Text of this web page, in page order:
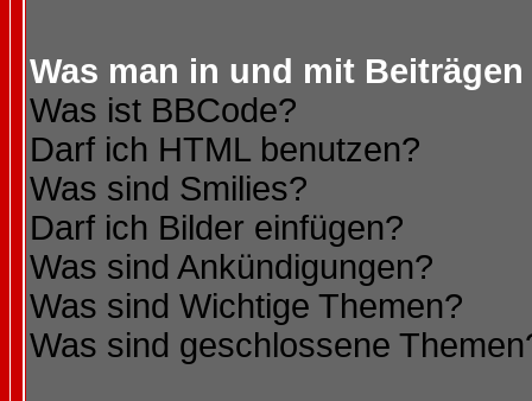
Was man in und mit
Was ist BBCode?
Darf ich HTML benutzen?
Was sind Smilies?
Darf ich Bilder einfügen?
Was sind Ankündigungen?
Was sind Wichtige Themen?
Was sind geschlossene